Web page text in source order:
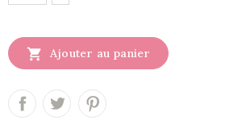
 Ajouter au panier